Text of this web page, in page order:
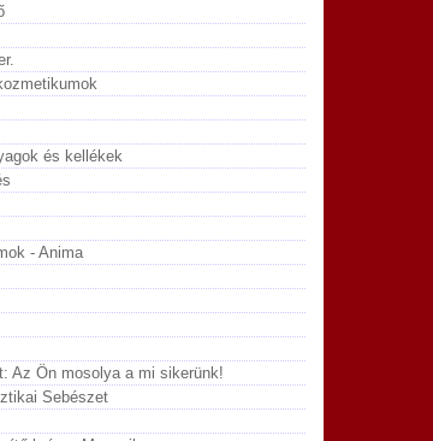
és kellékek
- Anima
Az Ön mosolya a mi sikerünk!
Sebészet